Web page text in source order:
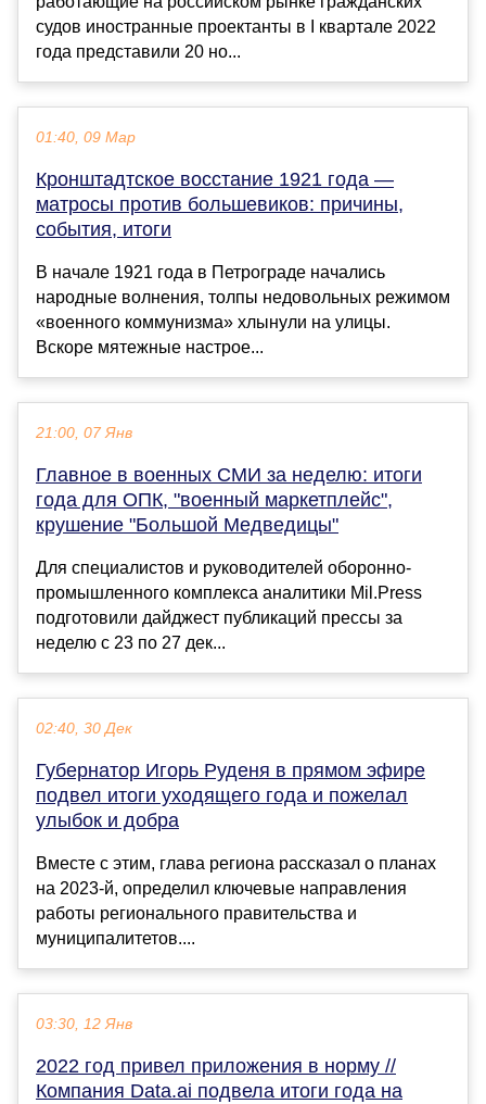
судов иностранные проектанты в I квартале 2022
года представили 20 но...
01:40, 09 Мар
Кронштадтское восстание 1921 года —
матросы против большевиков: причины,
события, итоги
В начале 1921 года в Петрограде начались
народные волнения, толпы недовольных режимом
«военного коммунизма» хлынули на улицы.
Вскоре мятежные настрое...
21:00, 07 Янв
Главное в военных СМИ за неделю: итоги
года для ОПК, "военный маркетплейс",
крушение "Большой Медведицы"
Для специалистов и руководителей оборонно-
промышленного комплекса аналитики Mil.Press
подготовили дайджест публикаций прессы за
неделю с 23 по 27 дек...
02:40, 30 Дек
Губернатор Игорь Руденя в прямом эфире
подвел итоги уходящего года и пожелал
улыбок и добра
Вместе с этим, глава региона рассказал о планах
на 2023-й, определил ключевые направления
работы регионального правительства и
муниципалитетов....
03:30, 12 Янв
2022 год привел приложения в норму //
Компания Data.ai подвела итоги года на